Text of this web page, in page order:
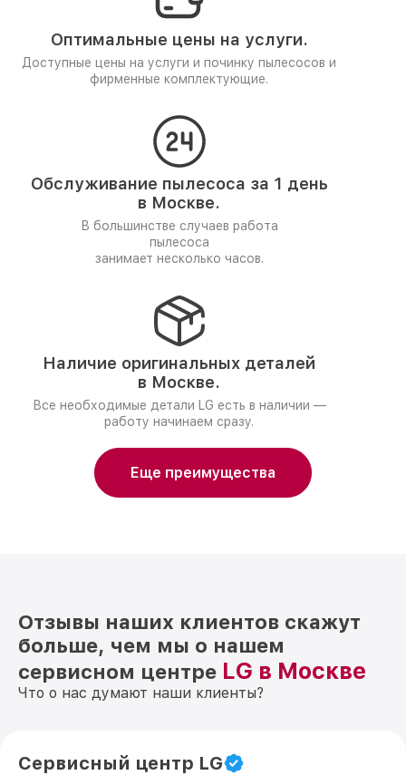
Оптимальные цены на услуги.
Доступные цены на услуги и починку пылесосов и
фирменные комплектующие.
Обслуживание пылесоса за 1 день
в Москве.
В большинстве случаев работа
пылесоса
занимает несколько часов.
Наличие оригинальных деталей
в Москве.
Все необходимые детали LG есть в наличии —
работу начинаем сразу.
Еще преимущества
Отзывы наших клиентов скажут
больше, чем мы о нашем
сервисном центре LG в Москве
Что о нас думают наши клиенты?
Сервисный центр LG